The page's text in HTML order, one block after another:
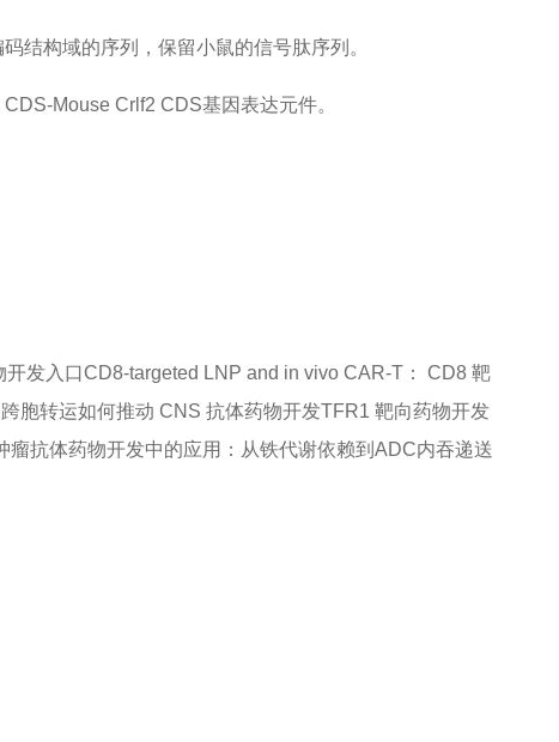
结构域的序列，保留小鼠的信号肽序列。
Mouse Crlf2 CDS基因表达元件。
开发入口CD8-targeted LNP and in vivo CAR-T： CD8 靶
胞转运如何推动 CNS 抗体药物开发TFR1 靶向药物开发
瘤抗体药物开发中的应用：从铁代谢依赖到ADC内吞递送